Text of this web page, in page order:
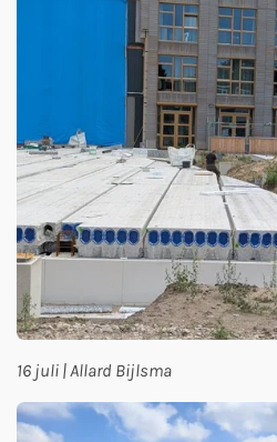
16 juli | Allard Bijlsma